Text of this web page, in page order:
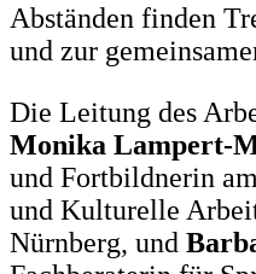
Abständen finden
und zur
Die Leitung des
Monika Lampert-
und Fortbildnerin
und Kulturelle
Nürnberg, und